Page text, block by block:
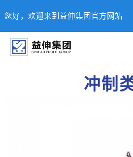
您好，欢迎来到益伸集团官方网站
冲制